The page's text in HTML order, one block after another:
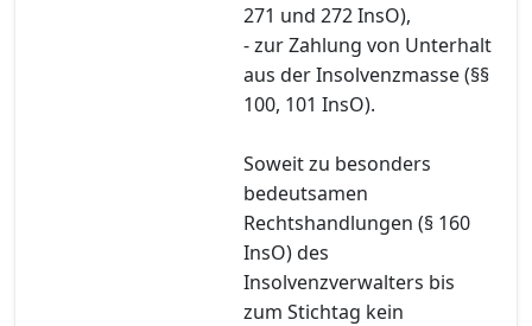
271 und 272 InsO),
- zur Zahlung von Unterhalt
aus der Insolvenzmasse (§§
100, 101 InsO).
Soweit zu besonders
bedeutsamen
Rechtshandlungen (§ 160
InsO) des
Insolvenzverwalters bis
zum Stichtag kein